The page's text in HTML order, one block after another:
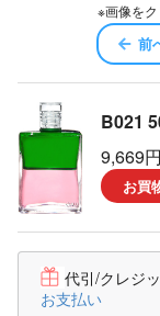
※画像をク
前
B021
9,669
お買
代引/クレジ
お支払い